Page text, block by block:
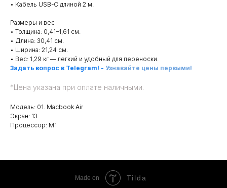
• Кабель USB-C длиной 2 м.
Размеры и вес
• Толщина: 0,41–1,61 см.
• Длина: 30,41 см.
• Ширина: 21,24 см.
• Вес: 1,29 кг — легкий и удобный для переноски.
Задать вопрос в Telegram! - Узнавайте цены первыми!
*Цена указана при оплате наличными.
Модель: 01. Macbook Air
Экран: 13
Процессор: M1
Made on Tilda